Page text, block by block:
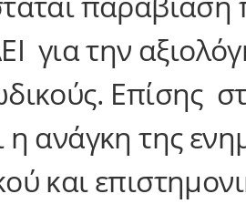
για την
Επίσης
η ανάγκη της
και